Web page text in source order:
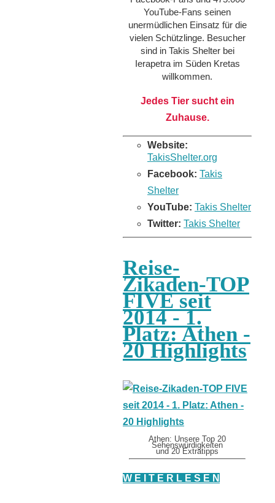
YouTube-Fans seinen
unermüdlichen Einsatz für die
vielen Schützlinge. Besucher
sind in Takis Shelter bei
Ierapetra im Süden Kretas
willkommen.
Jedes Tier sucht ein
Zuhause.
Website:
TakisShelter.org
Facebook: Takis
Shelter
YouTube: Takis Shelter
Twitter: Takis Shelter
Reise-
Zikaden-TOP
FIVE seit
2014 - 1.
Platz: Athen -
20 Highlights
Athen: Unsere Top 20
Sehenswürdigkeiten
und 20 Extratipps
W E I T E R L E S E N